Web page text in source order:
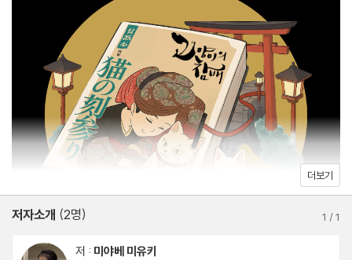
들고 무참한 범죄를 저지르는 도적 떼와 한판 승부를 벌이는 평범한
사람들의 이야기다.
더보기
저자소개 (2명) 1 /1
저 : 미야베 미유키